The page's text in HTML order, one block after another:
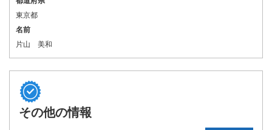
東京都
名前
片山 美和
その他の情報